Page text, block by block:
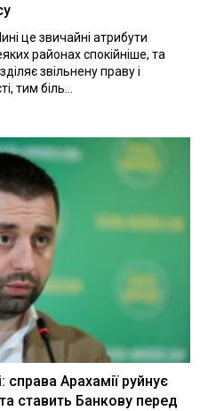
це звичайні атрибути
районах спокійніше, та
звільнену праву і
тим біль...
справа Арахамії руйнує
ставить Банкову перед